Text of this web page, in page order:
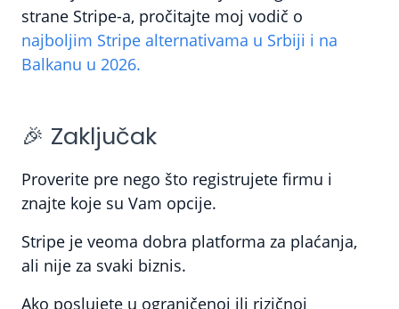
strane Stripe-a, pročitajte moj vodič o
najboljim Stripe alternativama u Srbiji i na
Balkanu u 2026.
🎉 Zaključak
Proverite pre nego što registrujete firmu i
znajte koje su Vam opcije.
Stripe je veoma dobra platforma za plaćanja,
ali nije za svaki biznis.
Ako poslujete u ograničenoj ili rizičnoj